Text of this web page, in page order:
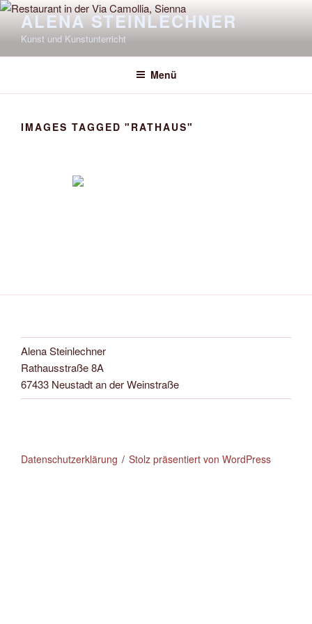
Zum
Inhalt
springen
ALENA STEINLECHNER
Kunst und Kunstunterricht
Menü
IMAGES TAGGED "RATHAUS"
Alena Steinlechner
Rathausstraße 8A
67433 Neustadt an der Weinstraße
Datenschutzerklärung Stolz präsentiert von WordPress